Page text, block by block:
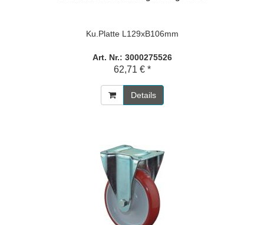
Ku.Platte L129xB106mm
Art. Nr.: 3000275526
62,71 € *
Details